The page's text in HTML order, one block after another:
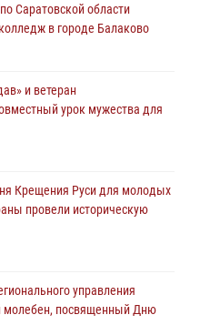
Саратовской области
в городе Балаково
и ветеран
урок мужества для
Крещения Руси для молодых
провели историческую
управления
молебен, посвященный Дню